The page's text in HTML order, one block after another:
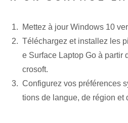
Mettez à jour Windows 10
Téléchargez et installez les
e Surface Laptop Go à partir
crosoft.
Configurez vos préférences
tions de langue, de région et